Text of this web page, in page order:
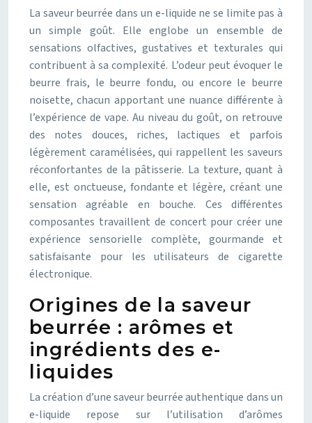
La saveur beurrée dans un e-liquide ne se limite pas à
un simple goût. Elle englobe un ensemble de
sensations olfactives, gustatives et texturales qui
contribuent à sa complexité. L’odeur peut évoquer le
beurre frais, le beurre fondu, ou encore le beurre
noisette, chacun apportant une nuance différente à
l’expérience de vape. Au niveau du goût, on retrouve
des notes douces, riches, lactiques et parfois
légèrement caramélisées, qui rappellent les saveurs
réconfortantes de la pâtisserie. La texture, quant à
elle, est onctueuse, fondante et légère, créant une
sensation agréable en bouche. Ces différentes
composantes travaillent de concert pour créer une
expérience sensorielle complète, gourmande et
satisfaisante pour les utilisateurs de cigarette
électronique.
Origines de la saveur
beurrée : arômes et
ingrédients des e-
liquides
La création d’une saveur beurrée authentique dans un
e-liquide repose sur l’utilisation d’arômes